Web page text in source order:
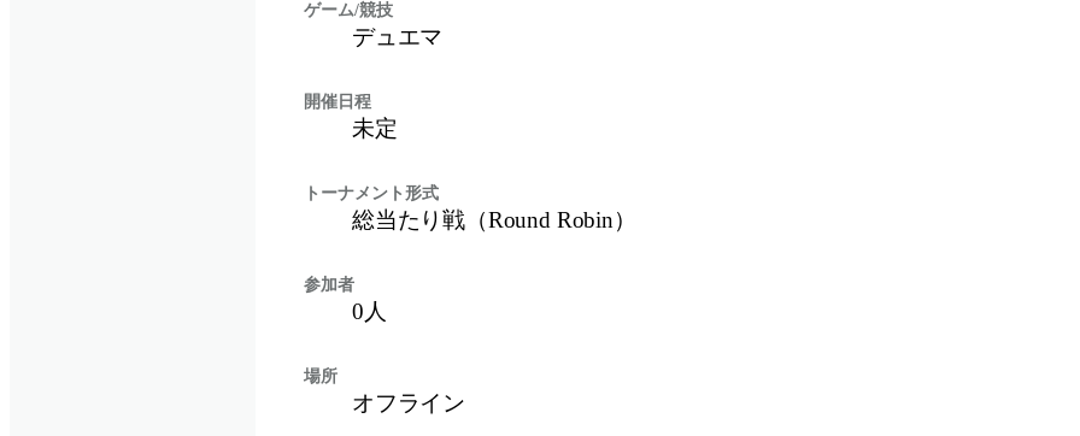
ゲーム/競技
デュエマ
開催日程
未定
トーナメント形式
総当たり戦（Round Robin）
参加者
0 人
場所
オフライン